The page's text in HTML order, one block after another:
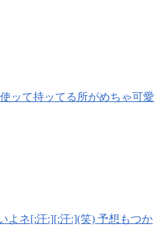
ッて持ッてる所がめちゃ可愛
よネ[:汗:][:汗:](笑) 予想もつか